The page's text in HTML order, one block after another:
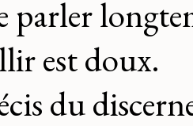
parler
est doux.
du